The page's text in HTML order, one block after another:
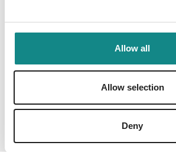
Allow all
Allow selection
Deny